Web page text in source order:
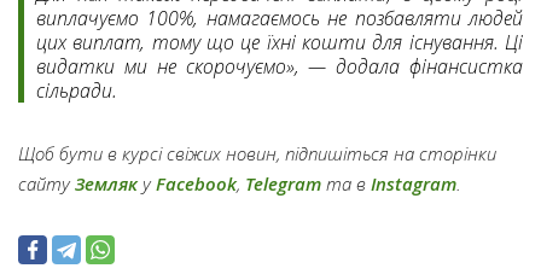
виплачуємо 100%, намагаємось не позбавляти людей
цих виплат, тому що це їхні кошти для існування. Ці
видатки ми не скорочуємо», — додала фінансистка
сільради.
Щоб бути в курсі свіжих новин, підпишіться на сторінки
сайтуЗемлякуFacebook, Telegram та в Instagram